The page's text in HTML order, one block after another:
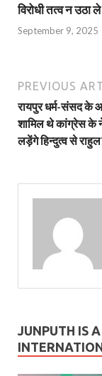
विरोधी तत्व न उठा
September 9, 2025
PREVIOUS
रायपुर धर्म-संसद के
शामिल थे कांग्रेस के
लड़ेंगे हिन्दुत्व से
JUNPUTH IS